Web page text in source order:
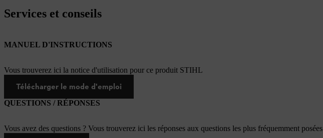
Services et conseils
MANUEL D'INSTRUCTIONS
Vous trouverez ici la notice d'utilisation pour ce produit STIHL
Télécharger le mode d'emploi
QUESTIONS / RÉPONSES
Vous avez des questions ? Vous trouverez ici les réponses aux questions les plus fréquemment posées